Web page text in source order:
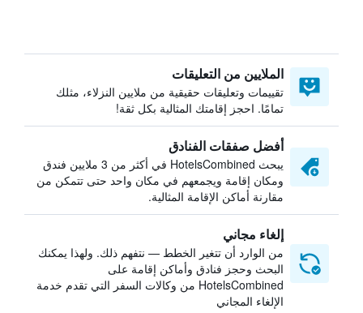
الملايين من التعليقات
تقييمات وتعليقات حقيقية من ملايين النزلاء، مثلك
تمامًا. احجز إقامتك المثالية بكل ثقة!
أفضل صفقات الفنادق
يبحث HotelsCombined في أكثر من 3 ملايين فندق
ومكان إقامة ويجمعهم في مكان واحد حتى تتمكن من
مقارنة أماكن الإقامة المثالية.
إلغاء مجاني
من الوارد أن تتغير الخطط — نتفهم ذلك. ولهذا يمكنك
البحث وحجز فنادق وأماكن إقامة على
HotelsCombined من وكالات السفر التي تقدم خدمة
الإلغاء المجاني